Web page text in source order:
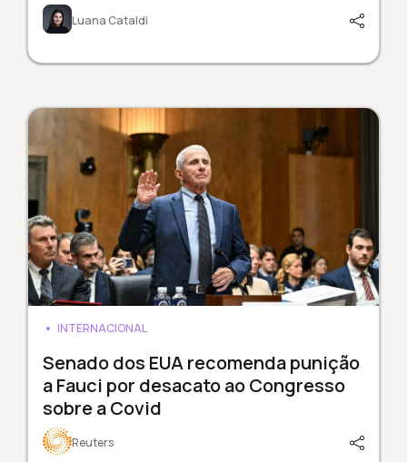
Luana Cataldi
INTERNACIONAL
Senado dos EUA recomenda punição
a Fauci por desacato ao Congresso
sobre a Covid
Reuters